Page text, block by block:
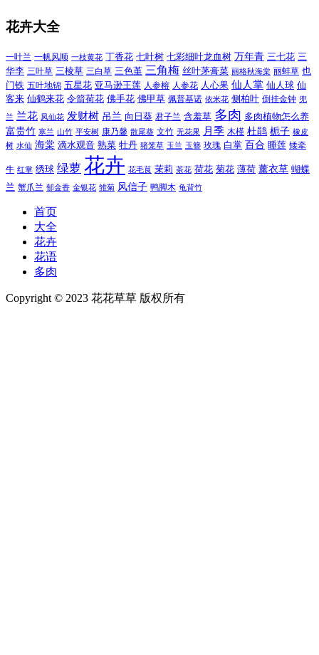
花卉大全
一叶兰 一帆风顺 一枝黄花 丁香花 七叶树 七彩细叶龙血树 万年青 三七花 三
华李 三叶草 三棱草 三白草 三色堇 三角梅 丝叶茅膏菜 丽格秋海棠 丽蚌草 也
门铁 五叶地锦 五星花 亚马逊王莲 人参榕 人参花 人心果 仙人掌 仙人球 仙
客来 仙鹤来花 令箭荷花 佛手花 佛甲草 佩普基诺 依米花 侧柏叶 倒挂金钟 兜
兰 兰花 凤仙花 发财树 吊兰 向日葵 君子兰 含羞草 多肉 多肉植物怎么养
富贵竹 寒兰 山竹 平安树 康乃馨 散尾葵 文竹 无花果 月季 木槿 杜鹃 栀子 橡皮
树 水仙 海棠 滴水观音 熟菜 牡丹 猪笼草 玉兰 玉簪 玫瑰 白掌 百合 睡莲 矮牵
牛 红掌 绣球 绿萝 花卉 花毛茛 茉莉 茶花 荷花 菊花 薄荷 薰衣草 蝴蝶
兰 蟹爪兰 郁金香 金银花 雏菊 风信子 鸭脚木 龟背竹
首页
大全
花卉
花语
多肉
Copyright © 2023 花花草草 版权所有